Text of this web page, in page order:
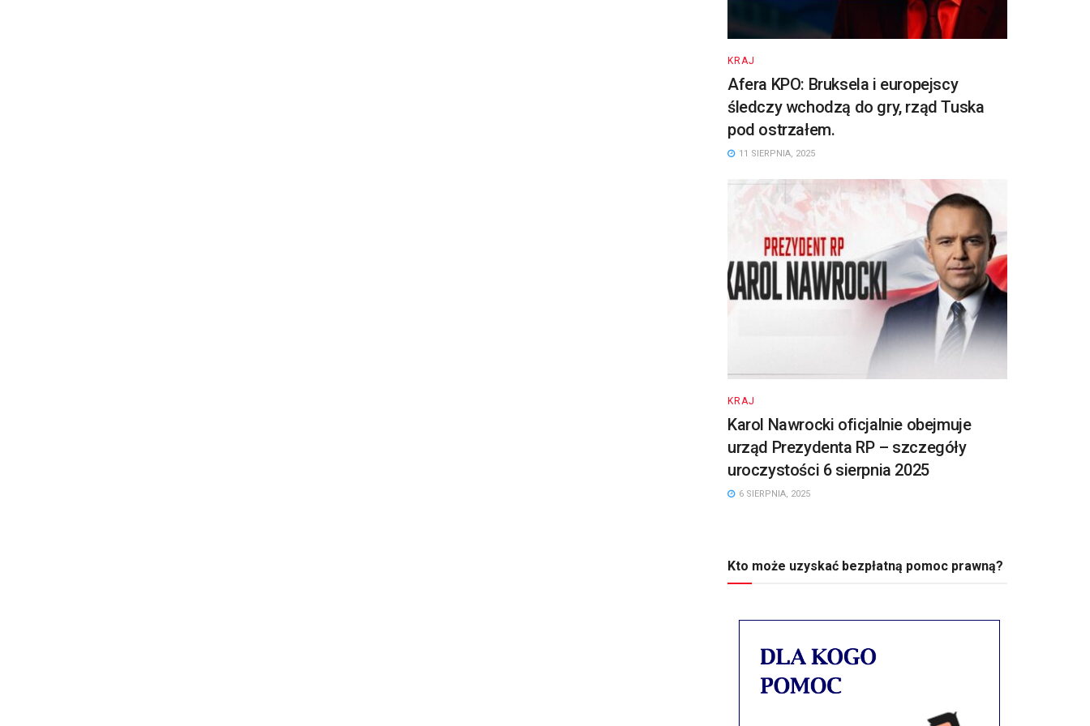
KRAJ
Afera KPO: Bruksela i europejscy
śledczy wchodzą do gry, rząd Tuska
pod ostrzałem.
11 SIERPNIA, 2025
KRAJ
Karol Nawrocki oficjalnie obejmuje
urząd Prezydenta RP – szczegóły
uroczystości 6 sierpnia 2025
6 SIERPNIA, 2025
Kto może uzyskać bezpłatną pomoc prawną?